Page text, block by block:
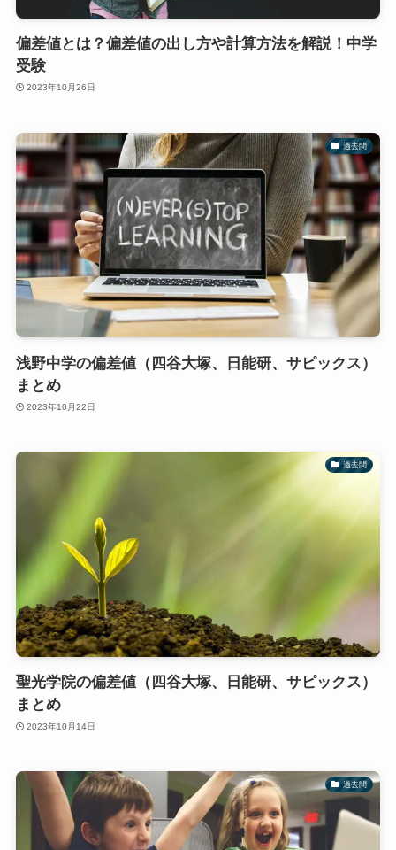
偏差値とは？偏差値の出し方や計算方法を解説！中学
受験
2023年10月26日
過去問
浅野中学の偏差値（四谷大塚、日能研、サピックス）
まとめ
2023年10月22日
過去問
聖光学院の偏差値（四谷大塚、日能研、サピックス）
まとめ
2023年10月14日
過去問